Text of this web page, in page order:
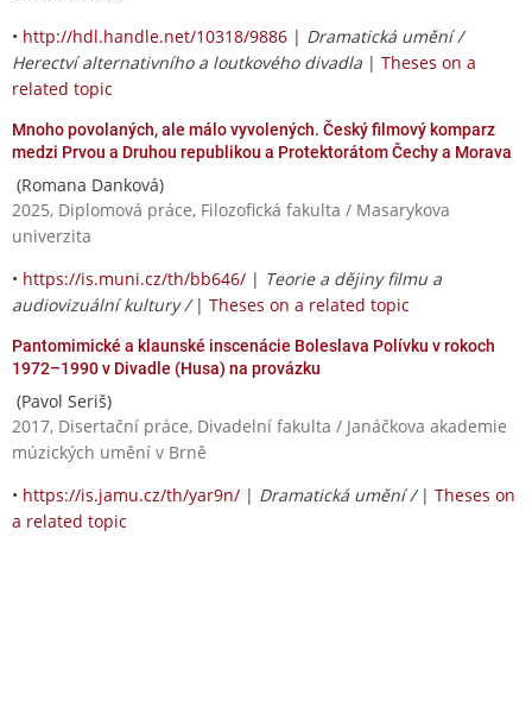
• http://hdl.handle.net/10318/9886 | Dramatická umění /
Herectví alternativního a loutkového divadla | Theses on a
related topic
Mnoho povolaných, ale málo vyvolených. Český filmový komparz
medzi Prvou a Druhou republikou a Protektorátom Čechy a Morava
(Romana Danková)
2025, Diplomová práce, Filozofická fakulta / Masarykova
univerzita
• https://is.muni.cz/th/bb646/ | Teorie a dějiny filmu a
audiovizuální kultury / | Theses on a related topic
Pantomimické a klaunské inscenácie Boleslava Polívku v rokoch
1972–1990 v Divadle (Husa) na provázku
(Pavol Seriš)
2017, Disertační práce, Divadelní fakulta / Janáčkova akademie
múzických umění v Brně
• https://is.jamu.cz/th/yar9n/ | Dramatická umění / | Theses on
a related topic